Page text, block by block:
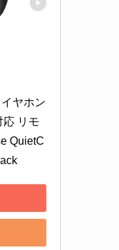
ヤホン
応 リモ
QuietC